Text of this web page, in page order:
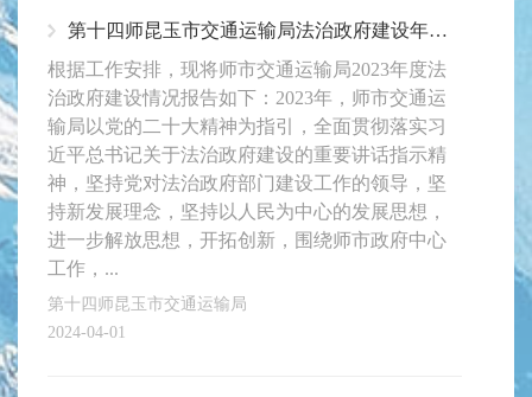
第十四师昆玉市交通运输局法治政府建设年度报告
根据工作安排，现将师市交通运输局2023年度法
治政府建设情况报告如下：2023年，师市交通运
输局以党的二十大精神为指引，全面贯彻落实习
近平总书记关于法治政府建设的重要讲话指示精
神，坚持党对法治政府部门建设工作的领导，坚
持新发展理念，坚持以人民为中心的发展思想，
进一步解放思想，开拓创新，围绕师市政府中心
工作，...
第十四师昆玉市交通运输局
2024-04-01